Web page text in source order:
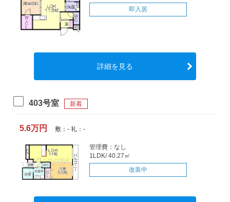
即入居
詳細を見る
403号室 新着
5.6万円 敷：- 礼：-
管理費：なし
1LDK/ 40.27㎡
改装中